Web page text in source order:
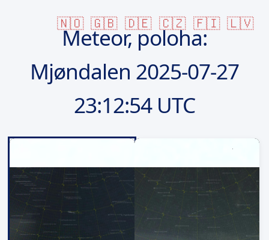
🇳🇴 🇬🇧 🇩🇪 🇨🇿 🇫🇮 🇱🇻
Meteor, poloha:
Mjøndalen 2025-07-27
23:12:54 UTC